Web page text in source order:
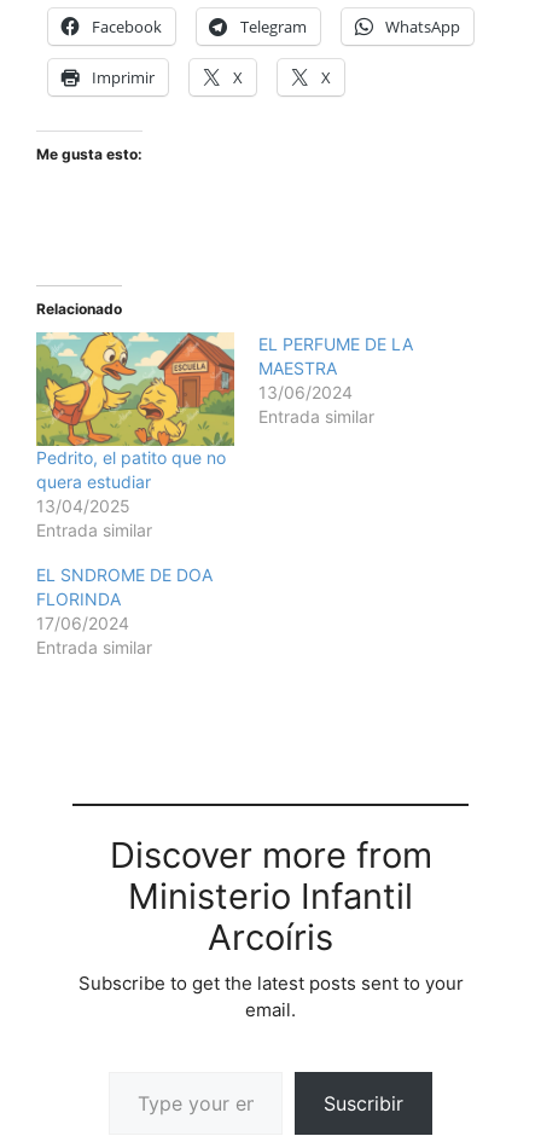
Facebook Telegram WhatsApp
Imprimir X X
Me gusta esto:
Relacionado
Pedrito, el patito que no
quera estudiar
13/04/2025
Entrada similar
EL PERFUME DE LA
MAESTRA
13/06/2024
Entrada similar
EL SNDROME DE DOA
FLORINDA
17/06/2024
Entrada similar
Discover more from
Ministerio Infantil
Arcoíris
Subscribe to get the latest posts sent to your
email.
Suscribir